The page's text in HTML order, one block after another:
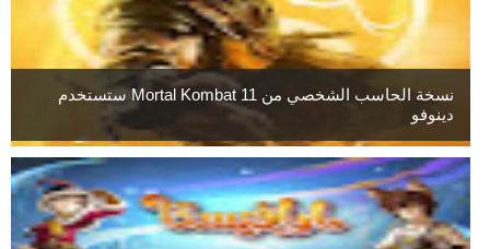
نسخة الحاسب الشخصي من Mortal Kombat 11 ستستخدم
دينوفو